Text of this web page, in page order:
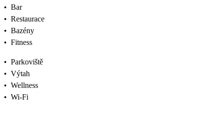
• Bar
• Restaurace
• Bazény
• Fitness
• Parkoviště
• Výtah
• Wellness
• Wi-Fi